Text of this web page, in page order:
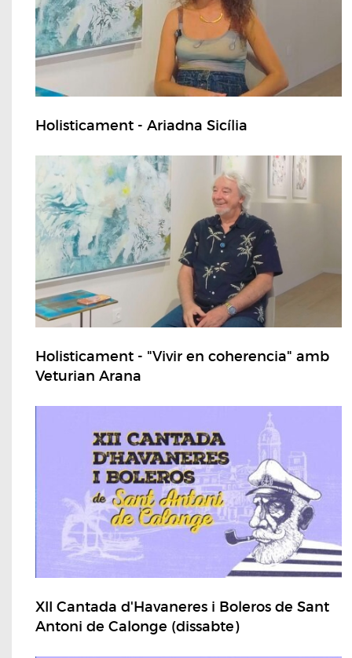
Holisticament - Ariadna Sicília
Holisticament - "Vivir en coherencia" amb
Veturian Arana
XII Cantada d'Havaneres i Boleros de Sant
Antoni de Calonge (dissabte)